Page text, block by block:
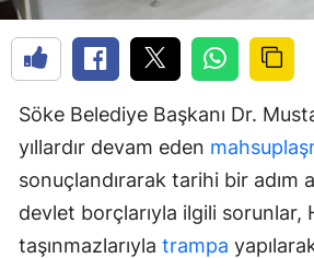
Söke Belediye Başkanı Dr.
yıllardır devam eden
sonuçlandırarak tarihi bir adım
devlet borçlarıyla ilgili sorunlar,
taşınmazlarıyla trampa